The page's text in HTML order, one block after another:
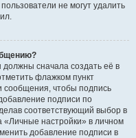
не могут удалить
сначала создать её в
флажком пункт
сообщения, чтобы подпись
подписи по
соответствующий выбор в
настройки» в личном
добавление подписи в